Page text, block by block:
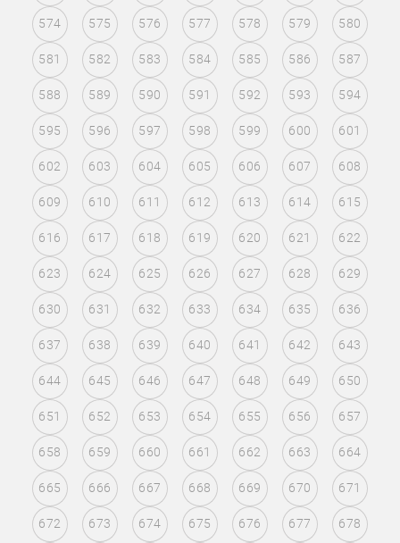
574 575 576 577 578 579 580
581 582 583 584 585 586 587
588 589 590 591 592 593 594
595 596 597 598 599 600 601
602 603 604 605 606 607 608
609 610 611 612 613 614 615
616 617 618 619 620 621 622
623 624 625 626 627 628 629
630 631 632 633 634 635 636
637 638 639 640 641 642 643
644 645 646 647 648 649 650
651 652 653 654 655 656 657
658 659 660 661 662 663 664
665 666 667 668 669 670 671
672 673 674 675 676 677 678